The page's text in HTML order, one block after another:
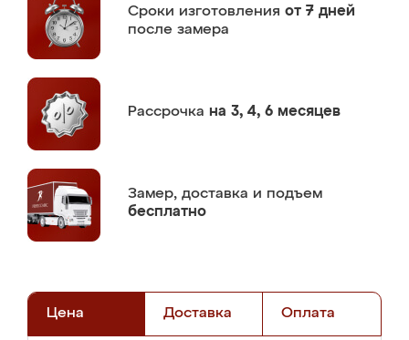
Сроки изготовления от 7 дней
после замера
Рассрочка на 3, 4, 6 месяцев
Замер, доставка и подъем
бесплатно
Цена Доставка Оплата